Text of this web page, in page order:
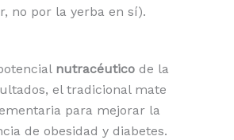
no por la yerba en sí).
nutracéutico de la
el tradicional mate
para mejorar la
de obesidad y diabetes.